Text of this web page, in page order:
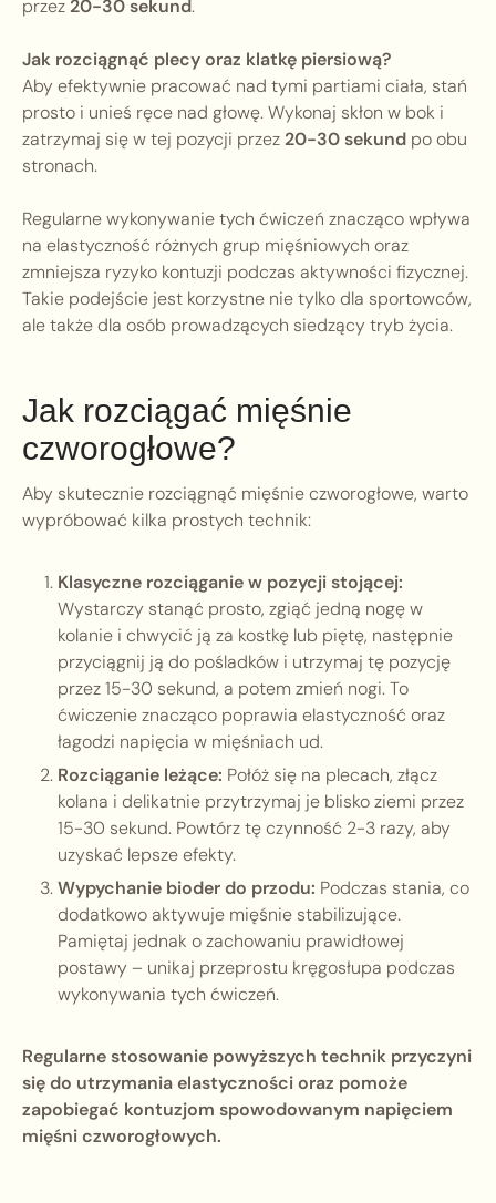
przez20-30 sekund.
Jak rozciągnąć plecy oraz klatkę piersiową?
Aby efektywnie pracować nad tymi partiami ciała, stań
prosto i unieś ręce nad głowę. Wykonaj skłon w bok i
zatrzymaj się w tej pozycji przez20-30 sekund po obu
stronach.
Regularne wykonywanie tych ćwiczeń znacząco wpływa
na elastyczność różnych grup mięśniowych oraz
zmniejsza ryzyko kontuzji podczas aktywności fizycznej.
Takie podejście jest korzystne nie tylko dla sportowców,
ale także dla osób prowadzących siedzący tryb życia.
Jak rozciągać mięśnie
czworogłowe?
Aby skutecznie rozciągnąć mięśnie czworogłowe, warto
wypróbować kilka prostych technik:
Klasyczne rozciąganie w pozycji stojącej:
Wystarczy stanąć prosto, zgiąć jedną nogę w
kolanie i chwycić ją za kostkę lub piętę, następnie
przyciągnij ją do pośladków i utrzymaj tę pozycję
przez 15-30 sekund, a potem zmień nogi. To
ćwiczenie znacząco poprawia elastyczność oraz
łagodzi napięcia w mięśniach ud.
Rozciąganie leżące: Połóż się na plecach, złącz
kolana i delikatnie przytrzymaj je blisko ziemi przez
15-30 sekund. Powtórz tę czynność 2-3 razy, aby
uzyskać lepsze efekty.
Wypychanie bioder do przodu: Podczas stania, co
dodatkowo aktywuje mięśnie stabilizujące.
Pamiętaj jednak o zachowaniu prawidłowej
postawy – unikaj przeprostu kręgosłupa podczas
wykonywania tych ćwiczeń.
Regularne stosowanie powyższych technik przyczyni
się do utrzymania elastyczności oraz pomoże
zapobiegać kontuzjom spowodowanym napięciem
mięśni czworogłowych.